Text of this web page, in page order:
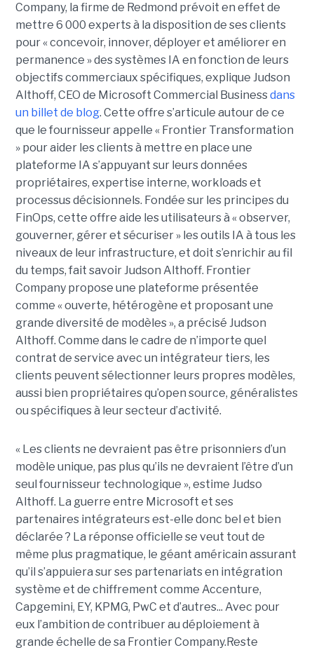
Company, la firme de Redmond prévoit en effet de
mettre 6 000 experts à la disposition de ses clients
pour « concevoir, innover, déployer et améliorer en
permanence » des systèmes IA en fonction de leurs
objectifs commerciaux spécifiques, explique Judson
Althoff, CEO de Microsoft Commercial Businessdans
un billet de blog. Cette offre s’articule autour de ce
que le fournisseur appelle « Frontier Transformation
» pour aider les clients à mettre en place une
plateforme IA s’appuyant sur leurs données
propriétaires, expertise interne, workloads et
processus décisionnels. Fondée sur les principes du
FinOps, cette offre aide les utilisateurs à « observer,
gouverner, gérer et sécuriser » les outils IA à tous les
niveaux de leur infrastructure, et doit s’enrichir au fil
du temps, fait savoir Judson Althoff. Frontier
Company propose une plateforme présentée
comme « ouverte, hétérogène et proposant une
grande diversité de modèles », a précisé Judson
Althoff. Comme dans le cadre de n’importe quel
contrat de service avec un intégrateur tiers, les
clients peuvent sélectionner leurs propres modèles,
aussi bien propriétaires qu’open source, généralistes
ou spécifiques à leur secteur d’activité.
« Les clients ne devraient pas être prisonniers d’un
modèle unique, pas plus qu’ils ne devraient l’être d’un
seul fournisseur technologique », estime Judso
Althoff. La guerre entre Microsoft et ses
partenaires intégrateurs est-elle donc bel et bien
déclarée ? La réponse officielle se veut tout de
même plus pragmatique, le géant américain assurant
qu’il s’appuiera sur ses partenariats en intégration
système et de chiffrement comme Accenture,
Capgemini, EY, KPMG, PwC et d’autres... Avec pour
eux l’ambition de contribuer au déploiement à
grande échelle de sa Frontier Company.Reste